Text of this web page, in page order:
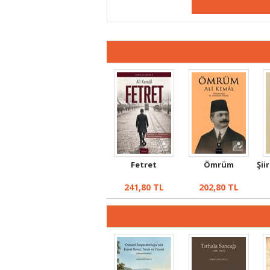
Fetret
241,80TL
Ömrüm
202,80TL